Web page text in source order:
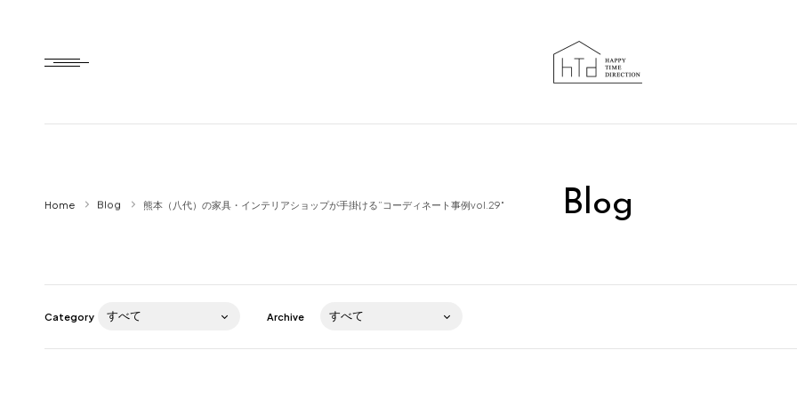
HTD style
Item
Brand
Blog
Home Blog 熊本（八代）の家具・インテリアショップが手掛ける”コーディネート事例vol.29″
Category Archive